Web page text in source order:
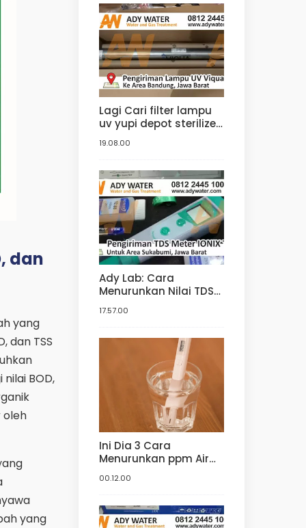
dan
yang
dan TSS
BOD,
oleh
yang
Jakarta
Lagi Cari filter lampu
uv yupi depot sterilizer
? Ke ady water saja,
distributor yupi lampu
sterilizer dengan
harga uv sterilizer
terbaik
19.08.00
Ady Lab: Cara
Menurunkan Nilai TDS
Meter | Harga TDS
Hidroponik | Digital
17.57.00
Ini Dia 3 Cara
Menurunkan ppm Air
Water Jual Media Filter
00.12.00